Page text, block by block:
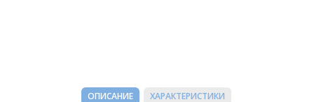
ОПИСАНИЕ ХАРАКТЕРИСТИКИ